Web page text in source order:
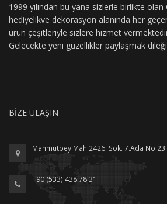
1999 yılından bu yana sizlerle birlikte
hediyelikve dekorasyon alanında her
ürün çeşitleriyle sizlere hizmet
Gelecekte yeni güzellikler paylaşmak
BIZE ULAŞIN
Mahmutbey Mah 2426. Sok. 7.Ada
+90 (533) 438 78 31